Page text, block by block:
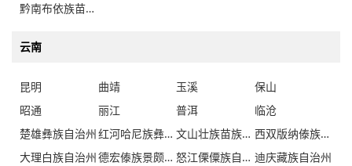
黔南布依族苗族自治州
云南
昆明 曲靖 玉溪
保山
昭通
丽江 普洱
临沧
楚雄彝族自治州
红河哈尼族彝族自治州 文山壮族苗族自治州
西双版纳傣族自治州
大理白族自治州
德宏傣族景颇族自治州 怒江傈僳族自治州 迪庆藏族自治州